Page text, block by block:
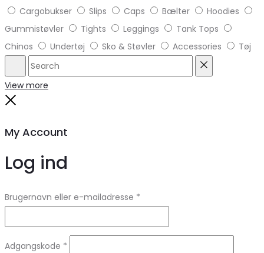
Cargobukser
Slips Caps Bælter
Hoodies
Gummistøvler
Tights Leggings
Tank Tops
Chinos
Undertøj Sko & Støvler Accessories Tøj
Search
View more
My Account
Log ind
Brugernavn eller e-mailadresse *
Adgangskode *